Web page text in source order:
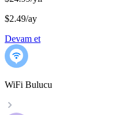
$2.49/ay
Devam et
WiFi Bulucu